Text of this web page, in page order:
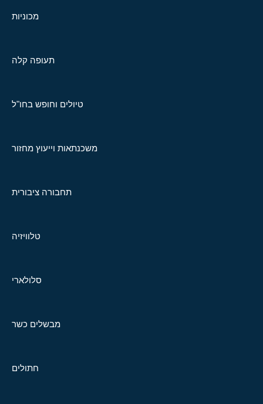
מכוניות
תעופה קלה
טיולים וחופש בחו"ל
משכנתאות וייעוץ מחזור
תחבורה ציבורית
טלוויזיה
סלולארי
מבשלים כשר
חתולים